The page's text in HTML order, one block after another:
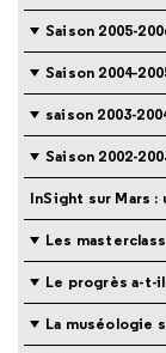
Saison 2005-
Saison 2004-
saison 2003-
Saison 2002-
InSight sur Mars
Les
Le progrès a-t-
La muséologie